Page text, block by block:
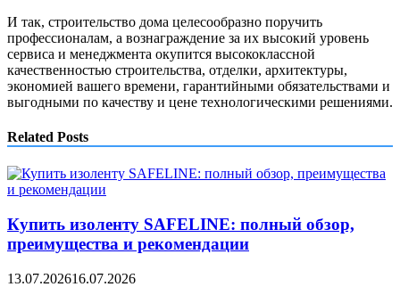
И так, строительство дома целесообразно поручить
профессионалам, а вознаграждение за их высокий уровень
сервиса и менеджмента окупится высококлассной
качественностью строительства, отделки, архитектуры,
экономией вашего времени, гарантийными обязательствами и
выгодными по качеству и цене технологическими решениями.
Related Posts
Купить изоленту SAFELINE: полный обзор,
преимущества и рекомендации
13.07.202616.07.2026